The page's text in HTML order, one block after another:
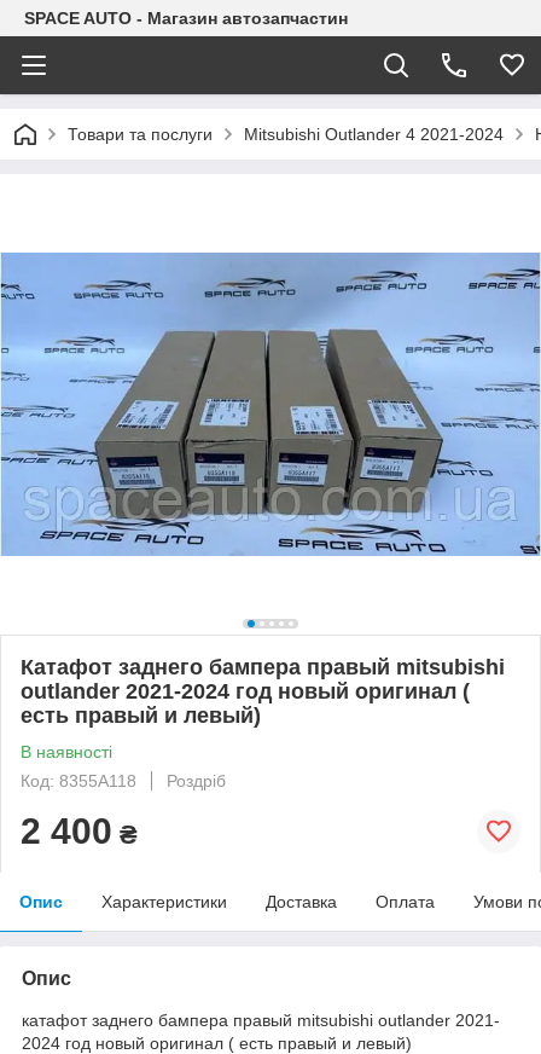
SPACE AUTO - Магазин автозапчастин
Товари та послуги Mitsubishi Outlander 4 2021-2024
Катафот заднего бампера правый mitsubishi
outlander 2021-2024 год новый оригинал (
есть правый и левый)
В наявності
Код: 8355A118
Роздріб
2 400 ₴
Опис Характеристики Доставка Оплата Умови
Опис
катафот заднего бампера правый mitsubishi outlander 2021-
2024 год новый оригинал ( есть правый и левый)